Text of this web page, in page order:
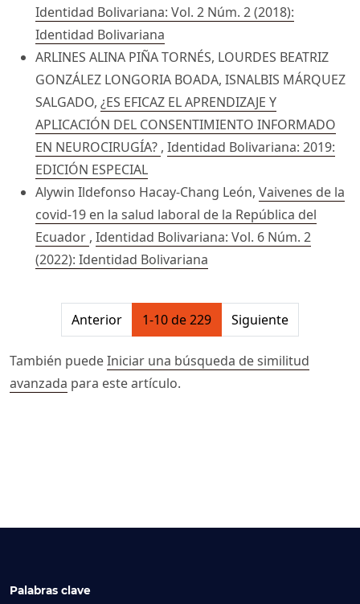
Identidad Bolivariana: Vol. 2 Núm. 2 (2018):
Identidad Bolivariana
ARLINES ALINA PIÑA TORNÉS, LOURDES BEATRIZ
GONZÁLEZ LONGORIA BOADA, ISNALBIS MÁRQUEZ
SALGADO, ¿ES EFICAZ EL APRENDIZAJE Y
APLICACIÓN DEL CONSENTIMIENTO INFORMADO
EN NEUROCIRUGÍA? , Identidad Bolivariana: 2019:
EDICIÓN ESPECIAL
Alywin Ildefonso Hacay-Chang León, Vaivenes de la
covid-19 en la salud laboral de la República del
Ecuador , Identidad Bolivariana: Vol. 6 Núm. 2
(2022): Identidad Bolivariana
##issue.pagination##
Anterior 1-10 de 229 Siguiente
También puedeIniciar una búsqueda de similitud
avanzada para este artículo.
Palabras clave